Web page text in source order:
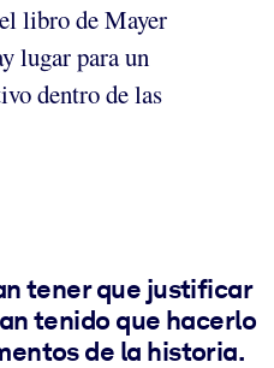
libro de Mayer
lugar para un
dentro de las
tener que justificar
tenido que hacerlo
de la historia.